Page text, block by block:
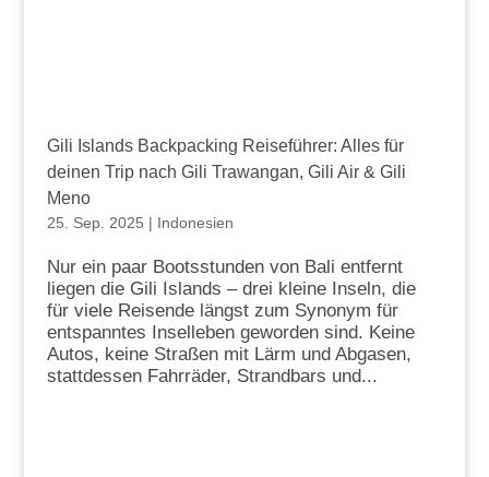
Gili Islands Backpacking Reiseführer: Alles für
deinen Trip nach Gili Trawangan, Gili Air & Gili
Meno
25. Sep. 2025 | Indonesien
Nur ein paar Bootsstunden von Bali entfernt
liegen die Gili Islands – drei kleine Inseln, die
für viele Reisende längst zum Synonym für
entspanntes Inselleben geworden sind. Keine
Autos, keine Straßen mit Lärm und Abgasen,
stattdessen Fahrräder, Strandbars und...